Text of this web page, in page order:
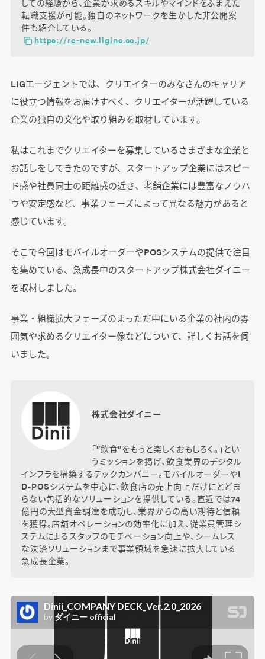
しての経験から、企業が求めるスキルやマインドをふまえた
転職支援が可能。独自のネットワークを生かした非公開案
件も紹介している。
https://re-new.liginc.co.jp/
LIGエージェントでは、クリエイターのみなさんのキャリア
に役立つ情報をお届けすべく、クリエイターが活躍している
企業の独自の文化や取り組みを取材しています。
私はこれまでクリエイターを募集しているさまざまな企業と
お話しをしてきたのですが、スタートアップ企業にはスピー
ド感や社員同士の距離感の近さ、老舗企業には豊富なノウハ
ウや安定感など、事業フェーズによって異なる魅力があると
感じています。
そこで今回はモバイルオーダーやPOSシステムの提供で注目
を集めている、急成長中のスタートアップ株式会社ダイニー
を取材しました。
事業・組織拡大フェーズのまっただ中にいる企業の社内の雰
囲気や求めるクリエイター像などについて、詳しくお話を伺
いました。
株式会社ダイニー
「”飲食”をもっと楽しくおもしろく。」とい
うミッションを掲げ、飲食業界のデジタル
インフラを構築するテックカンパニー。モバイルオーダーやI
D-POSシステムを中心に、飲食店の売上向上だけにとどま
らない包括的なソリューションを提供している。直近では74
億円の大型資金調達を成功し、業界からの高い期待と信頼
を獲得。店舗オペレーションの効率化に加え、従業員管理シ
ステムによるスタッフのモチベーション向上や、シームレス
な決済ソリューションまで事業領域を急速に拡大している
急成長企業。